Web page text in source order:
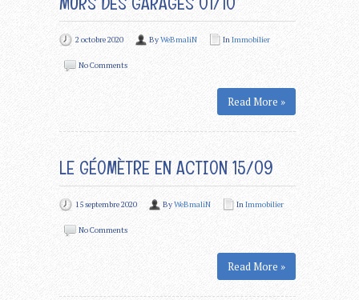
2 octobre 2020 ByWeBmaliN InImmobilier
No Comments
Read More »
LE GÉOMÈTRE EN ACTION 15/09
15 septembre 2020 ByWeBmaliN InImmobilier
No Comments
Read More »